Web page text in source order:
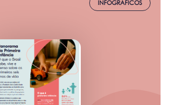
INFOGRÁFICOS